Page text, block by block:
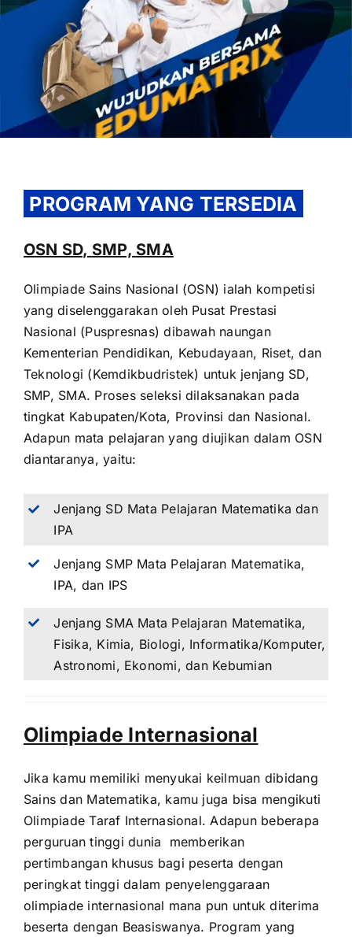
OUR PROGRAM
REGISTRATION
CONTACT US
PROGRAM YANG TERSEDIA
OSN SD, SMP, SMA
Olimpiade Sains Nasional (OSN) ialah kompetisi
yang diselenggarakan oleh Pusat Prestasi
Nasional (Puspresnas) dibawah naungan
Kementerian Pendidikan, Kebudayaan, Riset, dan
Teknologi (Kemdikbudristek) untuk jenjang SD,
SMP, SMA. Proses seleksi dilaksanakan pada
tingkat Kabupaten/Kota, Provinsi dan Nasional.
Adapun mata pelajaran yang diujikan dalam OSN
diantaranya, yaitu:
Jenjang SD Mata Pelajaran Matematika dan
IPA
Jenjang SMP Mata Pelajaran Matematika,
IPA, dan IPS
Jenjang SMA Mata Pelajaran Matematika,
Fisika, Kimia, Biologi, Informatika/Komputer,
Astronomi, Ekonomi, dan Kebumian
Olimpiade Internasional
Jika kamu memiliki menyukai keilmuan dibidang
Sains dan Matematika, kamu juga bisa mengikuti
Olimpiade Taraf Internasional. Adapun beberapa
perguruan tinggi dunia memberikan
pertimbangan khusus bagi peserta dengan
peringkat tinggi dalam penyelenggaraan
olimpiade internasional mana pun untuk diterima
beserta dengan Beasiswanya. Program yang